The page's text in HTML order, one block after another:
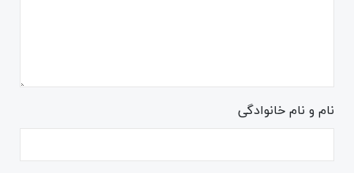
نام و نام خانوادگی